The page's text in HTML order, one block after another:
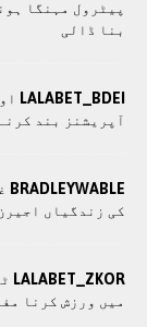
پیٹرول مہنگا
بنا ڈالی
LALABET_BDEI
آپریشنز بند
BRADLEYWABLE
کی زندگیاں
LALABET_ZKOR
میں ورزش کرنا